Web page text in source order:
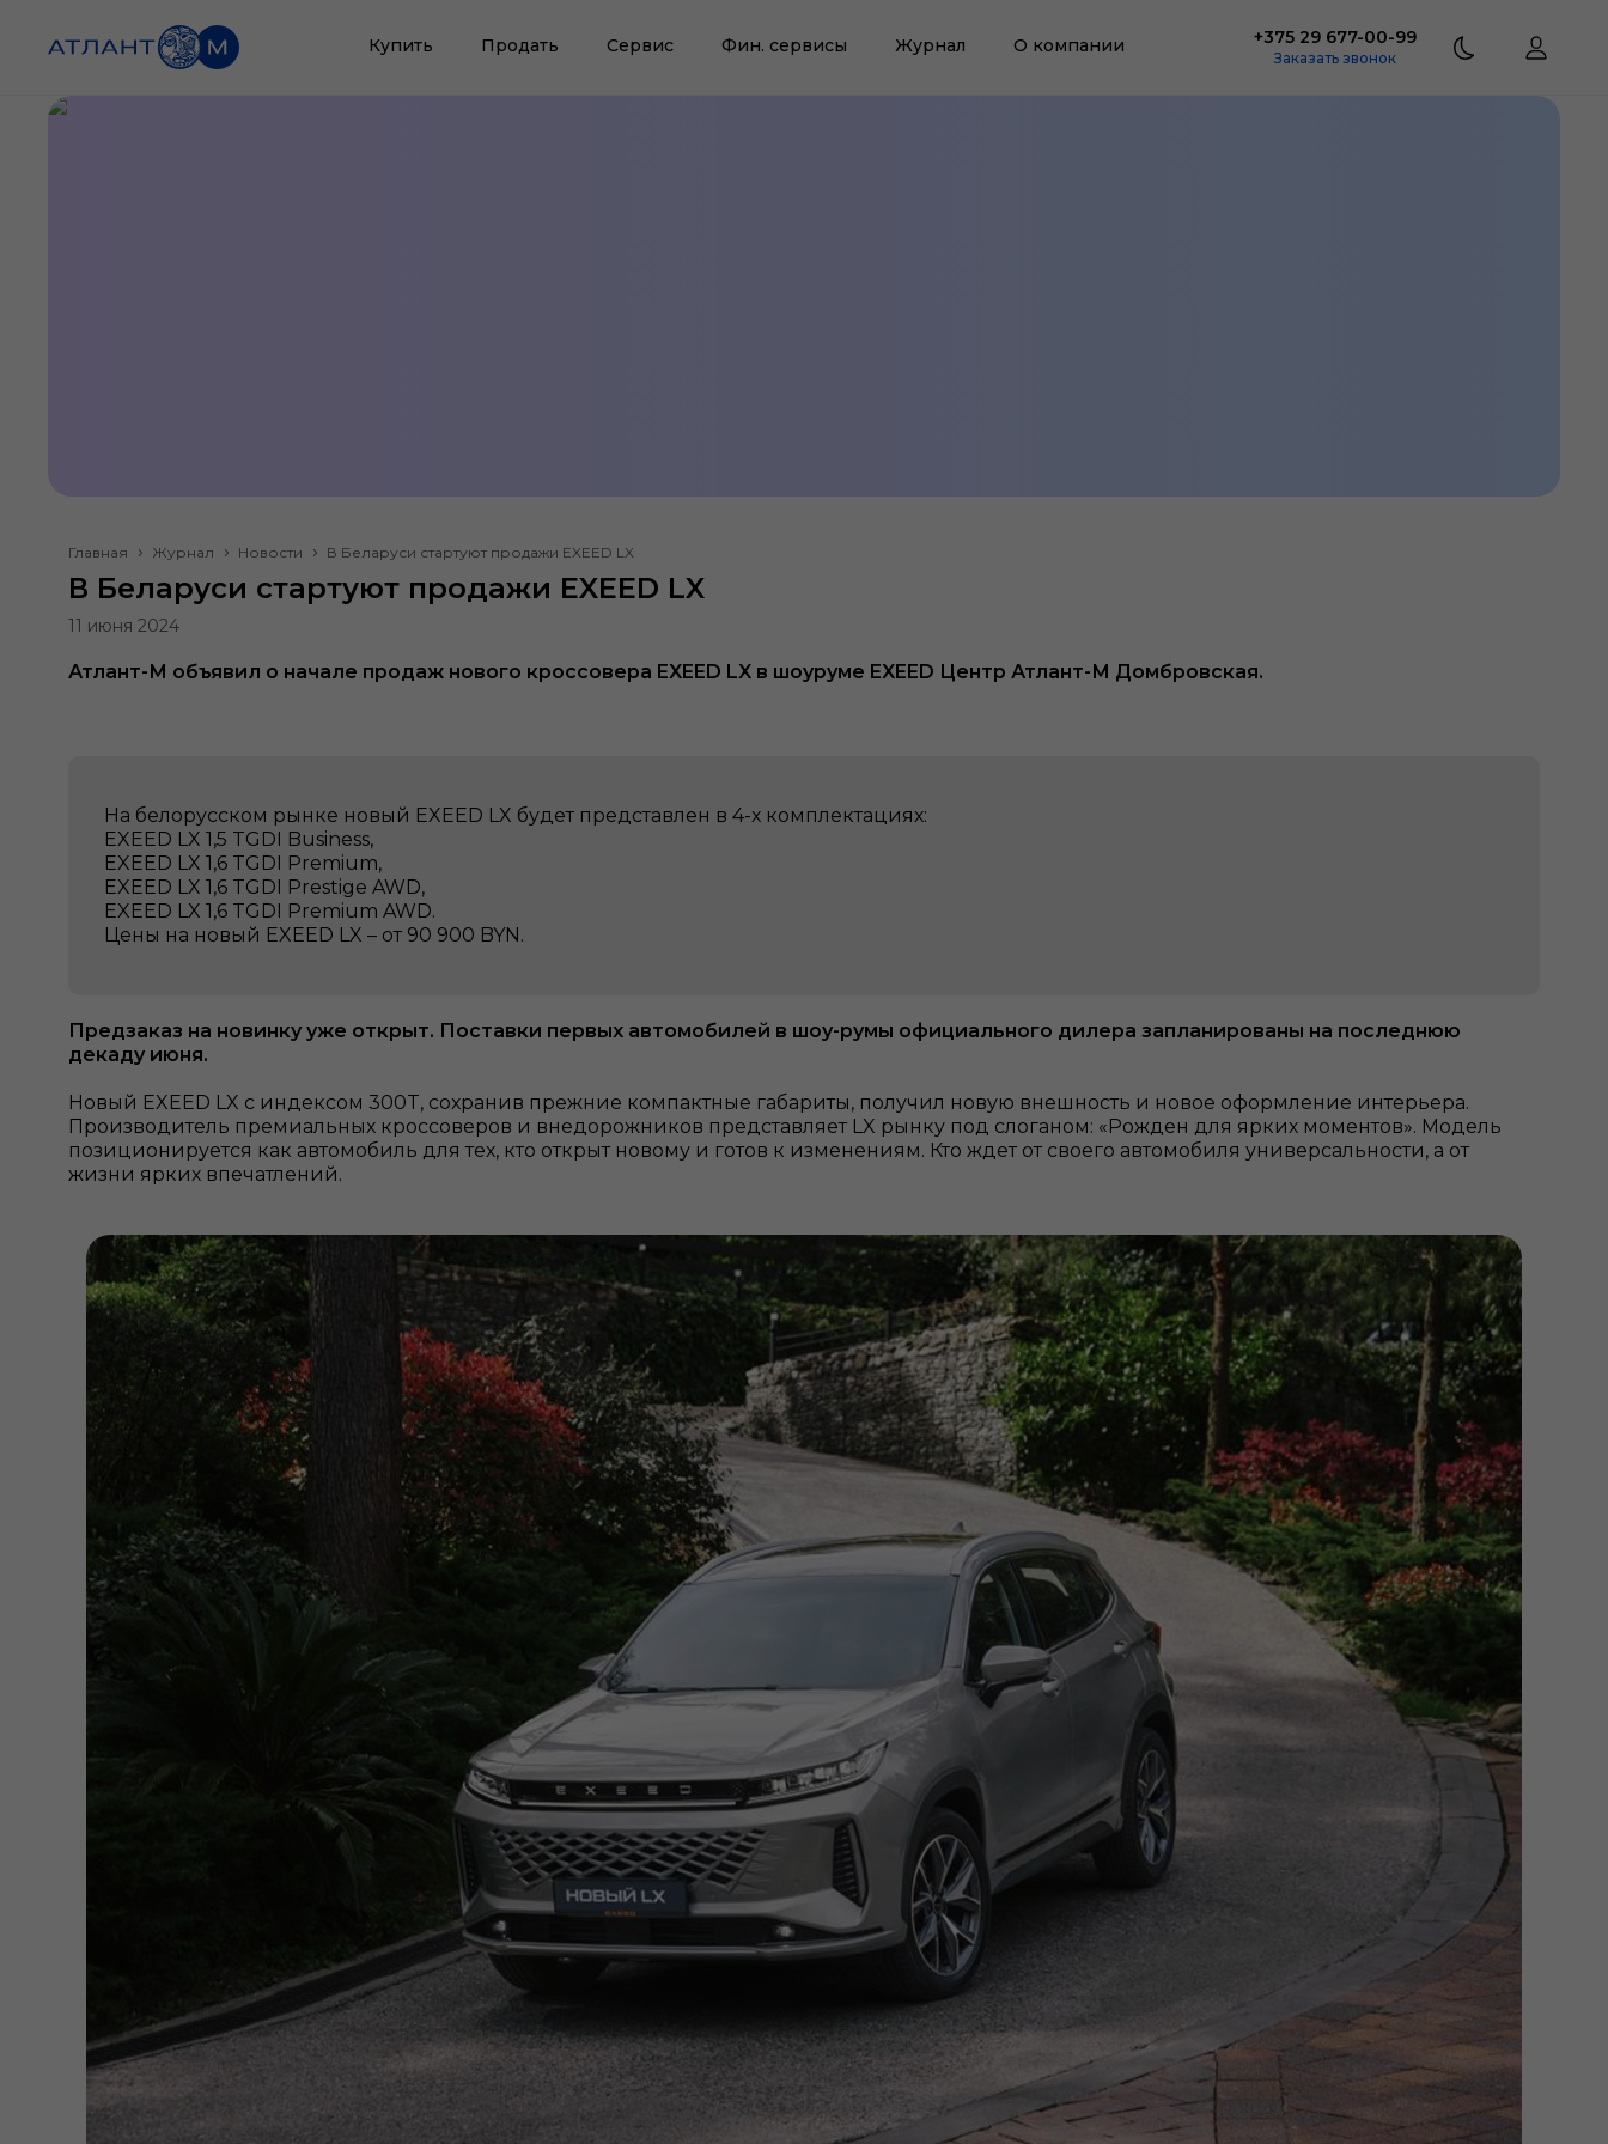
Купить Продать Сервис Фин. сервисы Журнал О компании +375 29 677-00-99
Заказать звонок
Главная Журнал Новости В Беларуси стартуют продажи EXEED LX
В Беларуси стартуют продажи EXEED LX
11 июня 2024
Атлант-М объявил о начале продаж нового кроссовера EXEED LX в шоуруме EXEED Центр Атлант-М Домбровская.
На белорусском рынке новый EXEED LX будет представлен в 4-х комплектациях:
EXEED LX 1,5 TGDI Business,
EXEED LX 1,6 TGDI Premium,
EXEED LX 1,6 TGDI Prestige AWD,
EXEED LX 1,6 TGDI Premium AWD.
Цены на новый EXEED LX – от 90 900 BYN.
Предзаказ на новинку уже открыт. Поставки первых автомобилей в шоу-румы официального дилера запланированы на последнюю
декаду июня.
Новый EXEED LX с индексом 300T, сохранив прежние компактные габариты, получил новую внешность и новое оформление интерьера.
Производитель премиальных кроссоверов и внедорожников представляет LX рынку под слоганом: «Рожден для ярких моментов». Модель
позиционируется как автомобиль для тех, кто открыт новому и готов к изменениям. Кто ждет от своего автомобиля универсальности, а от
жизни ярких впечатлений.